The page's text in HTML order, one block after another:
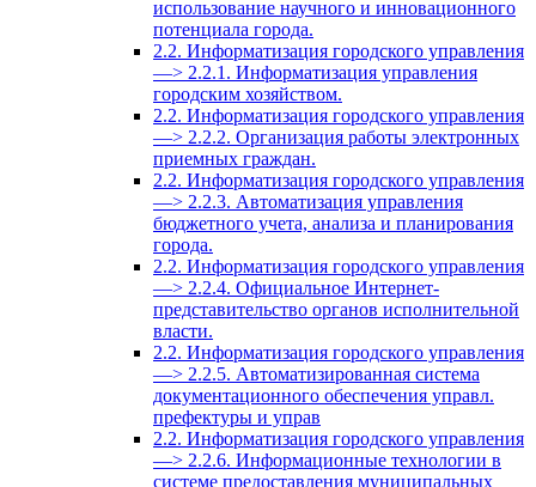
использование научного и инновационного
потенциала города.
2.2. Информатизация городского управления
—> 2.2.1. Информатизация управления
городским хозяйством.
2.2. Информатизация городского управления
—> 2.2.2. Организация работы электронных
приемных граждан.
2.2. Информатизация городского управления
—> 2.2.3. Автоматизация управления
бюджетного учета, анализа и планирования
города.
2.2. Информатизация городского управления
—> 2.2.4. Официальное Интернет-
представительство органов исполнительной
власти.
2.2. Информатизация городского управления
—> 2.2.5. Автоматизированная система
документационного обеспечения управл.
префектуры и управ
2.2. Информатизация городского управления
—> 2.2.6. Информационные технологии в
системе предоставления муниципальных